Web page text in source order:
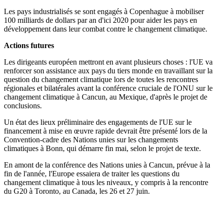
Les pays industrialisés se sont engagés à Copenhague à mobiliser
100 milliards de dollars par an d'ici 2020 pour aider les pays en
développement dans leur combat contre le changement climatique.
Actions futures
Les dirigeants européen mettront en avant plusieurs choses : l'UE va
renforcer son assistance aux pays du tiers monde en travaillant sur la
question du changement climatique lors de toutes les rencontres
régionales et bilatérales avant la conférence cruciale de l'ONU sur le
changement climatique à Cancun, au Mexique, d'après le projet de
conclusions.
Un état des lieux préliminaire des engagements de l'UE sur le
financement à mise en œuvre rapide devrait être présenté lors de la
Convention-cadre des Nations unies sur les changements
climatiques à Bonn, qui démarre fin mai, selon le projet de texte.
En amont de la conférence des Nations unies à Cancun, prévue à la
fin de l'année, l'Europe essaiera de traiter les questions du
changement climatique à tous les niveaux, y compris à la rencontre
du G20 à Toronto, au Canada, les 26 et 27 juin.